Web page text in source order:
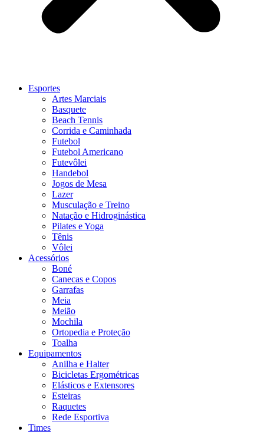
Esportes
Artes Marciais
Basquete
Beach Tennis
Corrida e Caminhada
Futebol
Futebol Americano
Futevôlei
Handebol
Jogos de Mesa
Lazer
Musculação e Treino
Natação e Hidroginástica
Pilates e Yoga
Tênis
Vôlei
Acessórios
Boné
Canecas e Copos
Garrafas
Meia
Meião
Mochila
Ortopedia e Proteção
Toalha
Equipamentos
Anilha e Halter
Bicicletas Ergométricas
Elásticos e Extensores
Esteiras
Raquetes
Rede Esportiva
Times